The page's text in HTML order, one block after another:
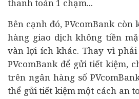
thanh toán 1 chạm...
Bên cạnh đó, PVcomBank
hàng giao dịch không tiền
vàn lợi ích khác. Thay vì
PVcomBank để gửi tiết kiệm,
trên ngân hàng số
thể gửi tiết kiệm một cách an